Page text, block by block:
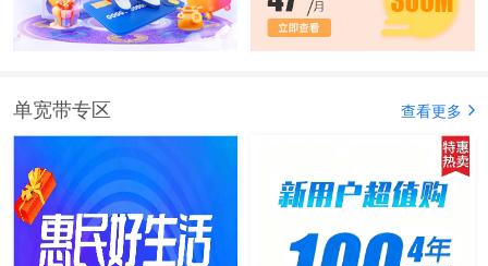
单宽带专区 查看更多